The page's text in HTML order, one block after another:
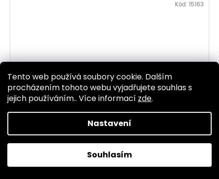
Tento web používá soubory cookie. Dalším
procházením tohoto webu vyjadřujete souhlas s
jejich používáním.. Více informací zde.
Nastavení
Souhlasím
Kód: 15163